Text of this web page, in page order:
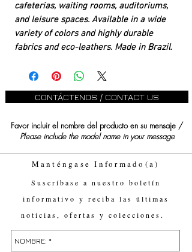
cafeterias, waiting rooms, auditoriums,
and leisure spaces. Available in a wide
variety of colors and highly durable
fabrics and eco-leathers. Made in Brazil.
CONTÁCTENOS / CONTACT US
Favor incluir el nombre del producto en su mensaje /
Please include the model name in your message
Manténgase Informado(a)
Suscríbase a nuestro boletín
informativo y reciba las últimas
noticias, ofertas y colecciones.